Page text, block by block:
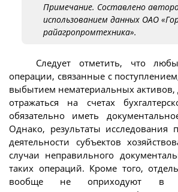
Примечание. Составлено
использованием данных ОАО
райагропромтехника».
Следует отметить, что
операции, связанные с
выбытием нематериальных
отражаться на счетах
обязательно иметь
Однако, результаты исследования
деятельности субъектов
случаи неправильного
таких операций. Кроме того,
вообще не оприходуют в